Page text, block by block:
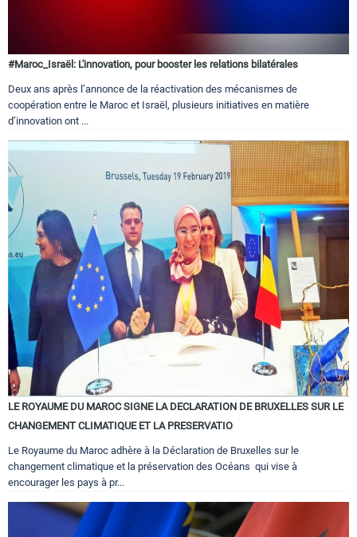
#Maroc_Israël: L'innovation, pour booster les relations bilatérales
Deux ans après l’annonce de la réactivation des mécanismes de
coopération entre le Maroc et Israël, plusieurs initiatives en matière
d’innovation ont ...
LE ROYAUME DU MAROC SIGNE LA DECLARATION DE BRUXELLES SUR LE
CHANGEMENT CLIMATIQUE ET LA PRESERVATIO
Le Royaume du Maroc adhère à la Déclaration de Bruxelles sur le
changement climatique et la préservation des Océans qui vise à
encourager les pays à pr...